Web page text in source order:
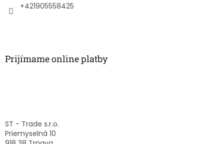
+421905558425
Prijímame online platby
ST - Trade s.r.o.
Priemyselná 10